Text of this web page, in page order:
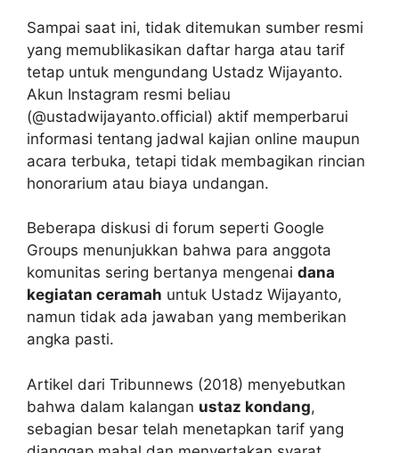
Sampai saat ini, tidak ditemukan sumber resmi
yang memublikasikan daftar harga atau tarif
tetap untuk mengundang Ustadz Wijayanto.
Akun Instagram resmi beliau
(@ustadwijayanto.official) aktif memperbarui
informasi tentang jadwal kajian online maupun
acara terbuka, tetapi tidak membagikan rincian
honorarium atau biaya undangan.
Beberapa diskusi di forum seperti Google
Groups menunjukkan bahwa para anggota
komunitas sering bertanya mengenai dana
kegiatan ceramah untuk Ustadz Wijayanto,
namun tidak ada jawaban yang memberikan
angka pasti.
Artikel dari Tribunnews (2018) menyebutkan
bahwa dalam kalangan ustaz kondang,
sebagian besar telah menetapkan tarif yang